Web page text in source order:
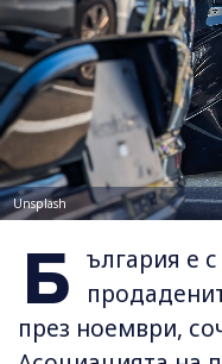
Unsplash
Б ългария е
през ноември,